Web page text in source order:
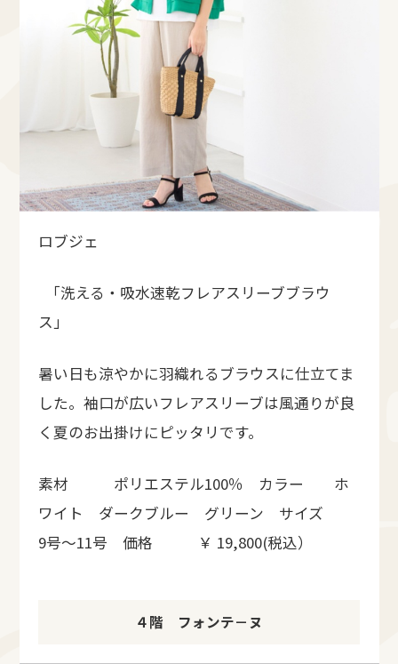
ロブジェ
「洗える・吸水速乾フレアスリーブブラウ
ス」
暑い日も涼やかに羽織れるブラウスに仕立てま
した。袖口が広いフレアスリーブは風通りが良
く夏のお出掛けにピッタリです。
素材 ポリエステル100％ カラー ホ
ワイト ダークブルー グリーン サイズ
9号〜11号 価格 ￥ 19,800(税込）
４階 フォンテ－ヌ